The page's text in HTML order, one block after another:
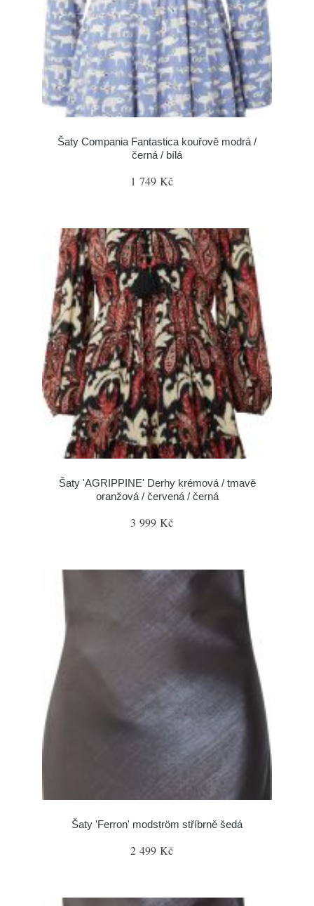
Šaty Compania Fantastica kouřově modrá /
černá / bílá
1 749 Kč
Šaty 'AGRIPPINE' Derhy krémová / tmavě
oranžová / červená / černá
3 999 Kč
Šaty 'Ferron' modström stříbrně šedá
2 499 Kč